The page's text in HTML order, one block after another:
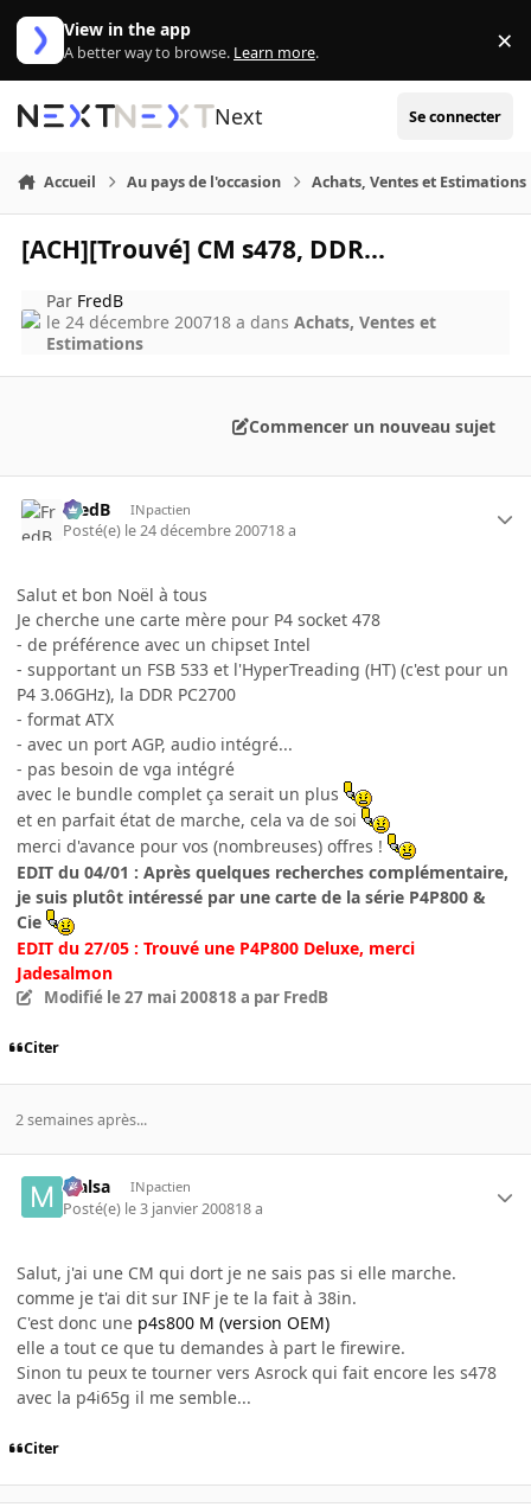
Aller au contenu
View in the app
A better way to browse. Learn more. ×
Next Se connecter
Accueil Au pays de l'occasion Achats, Ventes et Estimations
[ACH][Trouvé] CM s478, DDR...
Par FredB
le 24 décembre 200718 a dansAchats, Ventes et
Estimations
Commencer un nouveau sujet
FredB INpactien
Posté(e) le 24 décembre 200718 a
Salut et bon Noël à tous
Je cherche une carte mère pour P4 socket 478
- de préférence avec un chipset Intel
- supportant un FSB 533 et l'HyperTreading (HT) (c'est pour un
P4 3.06GHz), la DDR PC2700
- format ATX
- avec un port AGP, audio intégré...
- pas besoin de vga intégré
avec le bundle complet ça serait un plus
et en parfait état de marche, cela va de soi
merci d'avance pour vos (nombreuses) offres !
EDIT du 04/01 : Après quelques recherches complémentaire,
je suis plutôt intéressé par une carte de la série P4P800 &
Cie
EDIT du 27/05 : Trouvé une P4P800 Deluxe, merci
Jadesalmon
Modifié le 27 mai 200818 a par FredB
Citer
2 semaines après...
Malsa INpactien
Posté(e) le 3 janvier 200818 a
Salut, j'ai une CM qui dort je ne sais pas si elle marche.
comme je t'ai dit sur INF je te la fait à 38in.
C'est donc une p4s800 M (version OEM)
elle a tout ce que tu demandes à part le firewire.
Sinon tu peux te tourner vers Asrock qui fait encore les s478
avec la p4i65g il me semble...
Citer